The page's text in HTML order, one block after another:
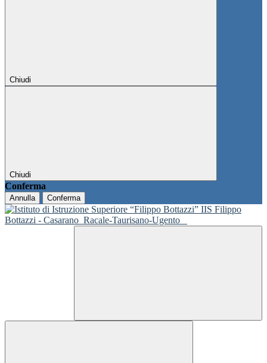
Chiudi
Chiudi
Conferma
Annulla Conferma
IIS Filippo
Bottazzi - Casarano Racale-Taurisano-Ugento